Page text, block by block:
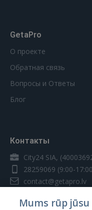
GetaPro
О проекте
Обратная связь
Вопросы и Ответы
Блог
Контакты
City24 SIA,
28259069 (9:00-
contact@getapro.lv
Mums rūp